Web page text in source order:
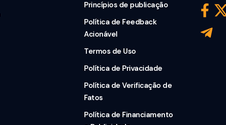
Princípios de publicação
Política de Feedback
Acionável
Termos de Uso
Política de Privacidade
Política de Verificação de
Fatos
Política de Financiamento